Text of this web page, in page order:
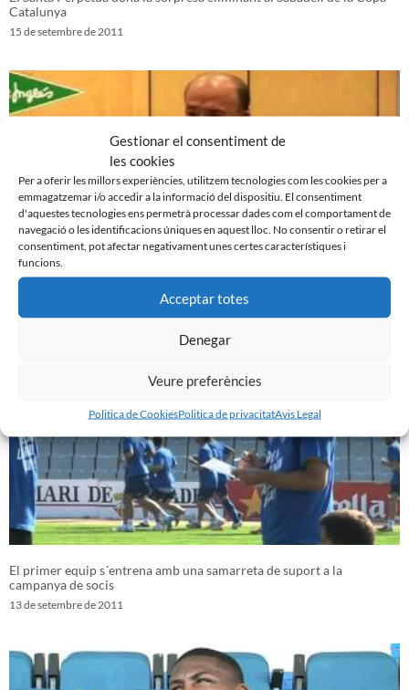
Gestionar el consentiment de
les cookies
Per a oferir les millors experiències, utilitzem tecnologies com les cookies per a
emmagatzemar i/o accedir a la informació del dispositiu. El consentiment
d'aquestes tecnologies ens permetrà processar dades com el comportament de
navegació o les identificacions úniques en aquest lloc. No consentir o retirar el
consentiment, pot afectar negativament unes certes característiques i
funcions.
Acceptar totes
Denegar
Veure preferències
Politica de CookiesPolitica de privacitatAvis Legal
Catalunya
15 de setembre de 2011
Presentació ‘El club de mi vida’ de Joaquim Fité
14 de setembre de 2011
El primer equip s´entrena amb una samarreta de suport a la
campanya de socis
13 de setembre de 2011